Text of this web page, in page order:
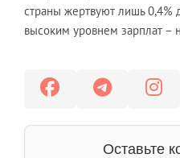
страны жертвуют лишь
высоким уровнем зарплат –
Оставьте